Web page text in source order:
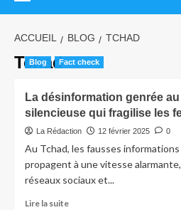
ACCUEIL BLOG TCHAD
Tchad
Blog Fact check
La désinformation genrée
silencieuse qui fragilise les
La Rédaction 12 février 2025 0
Au Tchad, les fausses
propagent à une vitesse
réseaux sociaux et...
Lire la suite